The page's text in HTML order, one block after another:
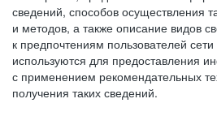
сведений, способов осуществления
и методов, а также описание видов
к предпочтениям пользователей
используются для предоставления
с применением рекомендательных
получения таких сведений.